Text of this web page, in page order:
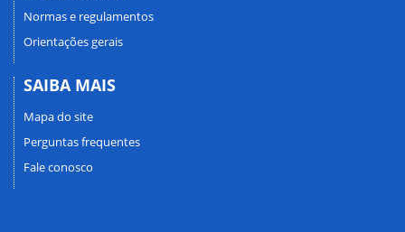
Normas e regulamentos
Orientações gerais
SAIBA MAIS
Mapa do site
Perguntas frequentes
Fale conosco